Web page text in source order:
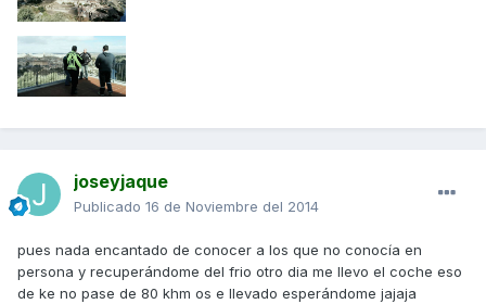
joseyjaque
Publicado 16 de Noviembre del 2014
pues nada encantado de conocer a los que no conocía en
persona y recuperándome del frio otro dia me llevo el coche eso
de ke no pase de 80 khm os e llevado esperándome jajaja